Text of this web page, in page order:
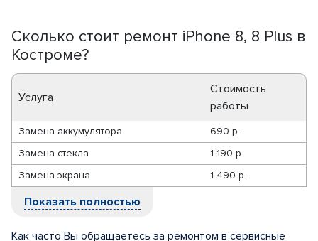
Сколько стоит ремонт iPhone 8, 8 Plus в
Костроме?
Услуга
Стоимость
работы
Замена аккумулятора
690 р.
Замена стекла
1 190 р.
Замена экрана
1 490 р.
Показать полностью
Как часто Вы обращаетесь за ремонтом в сервисные